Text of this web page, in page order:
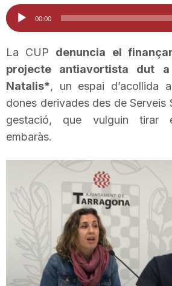
u
t
a
e
Reproductor
d'àudio
00:00
La CUP denuncia el
projecte antiavortista dut
Natalis*, un espai d’acollida
dones derivades des de Serveis
gestació, que vulguin tirar
embaràs.